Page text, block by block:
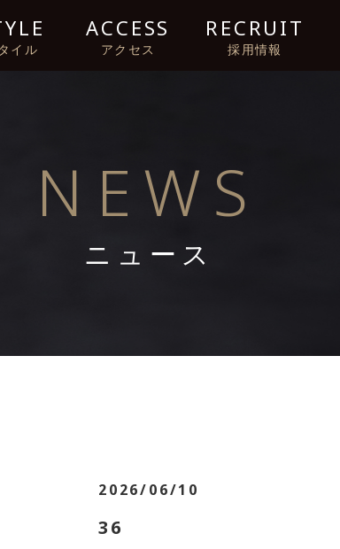
イル
ACCESS
アクセス
RECRUIT
採用情報
NEWS
ニュース
2026/06/10
36